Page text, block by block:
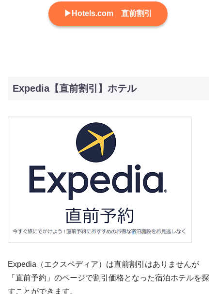
▶Hotels.com 直前割引
Expedia【直前割引】ホテル
Expedia（エクスペディア）は直前割引はありませんが
「直前予約」のページで割引価格となった宿泊ホテルを探
すことができます。